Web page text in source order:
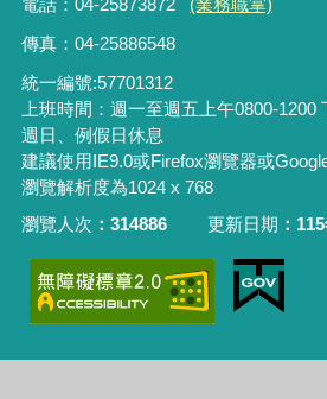
電話：04-25873872
(業務職掌)
傳真：04-25886548
統一編號:57701312
上班時間：週一至週五上午0800-1200
週日、例假日休息
建議使用IE9.0或Firefox瀏覽器或
瀏覽解析度為1024 x 768
瀏覽人次
314886 更新日期